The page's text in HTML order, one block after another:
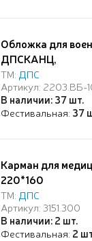
Обложка для
ДПСКАНЦ,
ТМ: ДПС
Артикул: 2203.ВБ-
В наличии: 37 шт.
Фестивальная: 37
Карман для
220*160
ТМ: ДПС
Артикул: 3151.300
В наличии: 2 шт.
Фестивальная: 2